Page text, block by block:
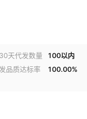
天代发数量 100以内
品质达标率 100.00%